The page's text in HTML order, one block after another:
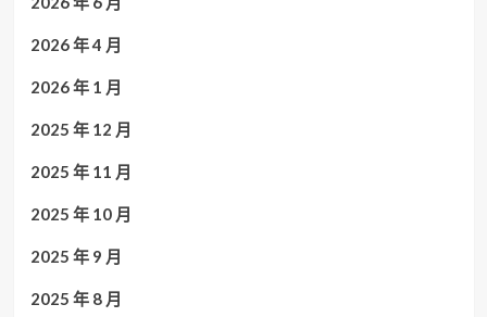
2026 年 4 月
2026 年 1 月
2025 年 12 月
2025 年 11 月
2025 年 10 月
2025 年 9 月
2025 年 8 月